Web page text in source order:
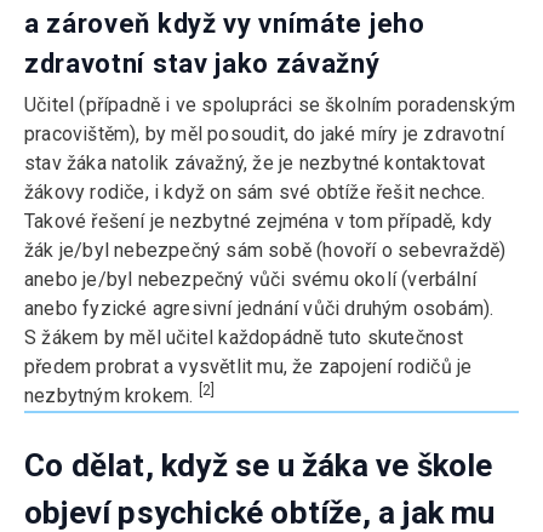
a zároveň když vy vnímáte jeho
zdravotní stav jako závažný
Učitel (případně i ve spolupráci se školním poradenským
pracovištěm), by měl posoudit, do jaké míry je zdravotní
stav žáka natolik závažný, že je nezbytné kontaktovat
žákovy rodiče, i když on sám své obtíže řešit nechce.
Takové řešení je nezbytné zejména v tom případě, kdy
žák je/byl nebezpečný sám sobě (hovoří o sebevraždě)
anebo je/byl nebezpečný vůči svému okolí (verbální
anebo fyzické agresivní jednání vůči druhým osobám).
S žákem by měl učitel každopádně tuto skutečnost
předem probrat a vysvětlit mu, že zapojení rodičů je
nezbytným krokem.
[2]
Co dělat, když se u žáka ve škole
objeví psychické obtíže, a jak mu